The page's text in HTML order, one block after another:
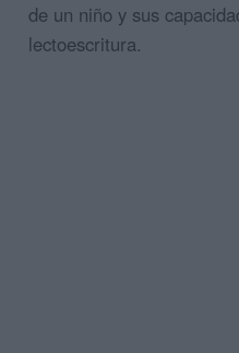
de un niño y sus
lectoescritura.